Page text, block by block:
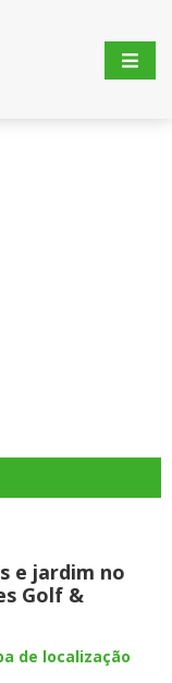
e jardim no
Golf &
de localização